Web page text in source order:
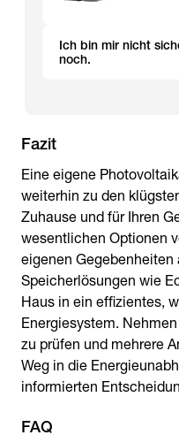
Ich bin mir nicht
noch.
Fazit
Eine eigene
weiterhin zu den
Zuhause und für Ihren
wesentlichen Optionen
eigenen
Speicherlösungen wie
Haus in ein effizientes,
Energiesystem.
zu prüfen und mehrere
Weg in die
informierten